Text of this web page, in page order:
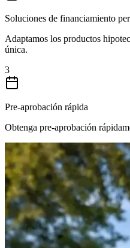
Soluciones de financiamiento
Adaptamos los productos
única.
3
Pre-aprobación rápida
Obtenga pre-aprobación